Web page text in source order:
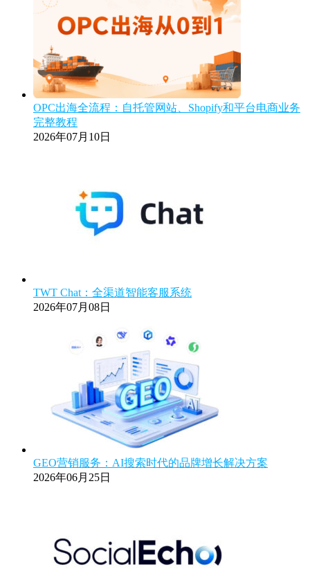
OPC出海全流程：自托管网站、Shopify和平台电商业务
完整教程
2026年07月10日
TWT Chat：全渠道智能客服系统
2026年07月08日
GEO营销服务：AI搜索时代的品牌增长解决方案
2026年06月25日